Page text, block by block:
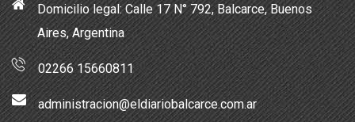
Domicilio legal: Calle 17 N° 792, Balcarce, Buenos
Aires, Argentina
02266 15660811
administracion@eldiariobalcarce.com.ar